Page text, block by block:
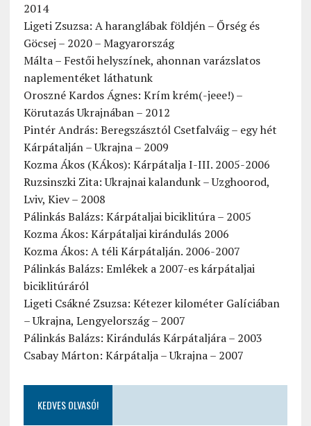
2014
Ligeti Zsuzsa: A haranglábak földjén – Őrség és
Göcsej – 2020 – Magyarország
Málta – Festői helyszínek, ahonnan varázslatos
naplementéket láthatunk
Oroszné Kardos Ágnes: Krím krém(-jeee!) –
Körutazás Ukrajnában – 2012
Pintér András: Beregszásztól Csetfalváig – egy hét
Kárpátalján – Ukrajna – 2009
Kozma Ákos (KÁkos): Kárpátalja I-III. 2005-2006
Ruzsinszki Zita: Ukrajnai kalandunk – Uzghoorod,
Lviv, Kiev – 2008
Pálinkás Balázs: Kárpátaljai biciklitúra – 2005
Kozma Ákos: Kárpátaljai kirándulás 2006
Kozma Ákos: A téli Kárpátalján. 2006-2007
Pálinkás Balázs: Emlékek a 2007-es kárpátaljai
biciklitúráról
Ligeti Csákné Zsuzsa: Kétezer kilométer Galíciában
– Ukrajna, Lengyelország – 2007
Pálinkás Balázs: Kirándulás Kárpátaljára – 2003
Csabay Márton: Kárpátalja – Ukrajna – 2007
KEDVES OLVASÓ!